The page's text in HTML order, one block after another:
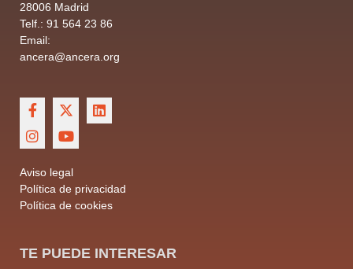
28006 Madrid
Telf.: 91 564 23 86
Email:
ancera@ancera.org
Aviso legal
Política de privacidad
Política de cookies
TE PUEDE INTERESAR